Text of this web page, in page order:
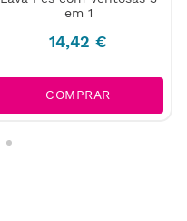
em 1
14,42 €
COMPRAR